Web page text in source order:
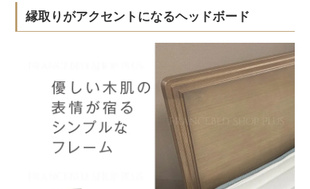
縁取りがアクセントになるヘッドボード